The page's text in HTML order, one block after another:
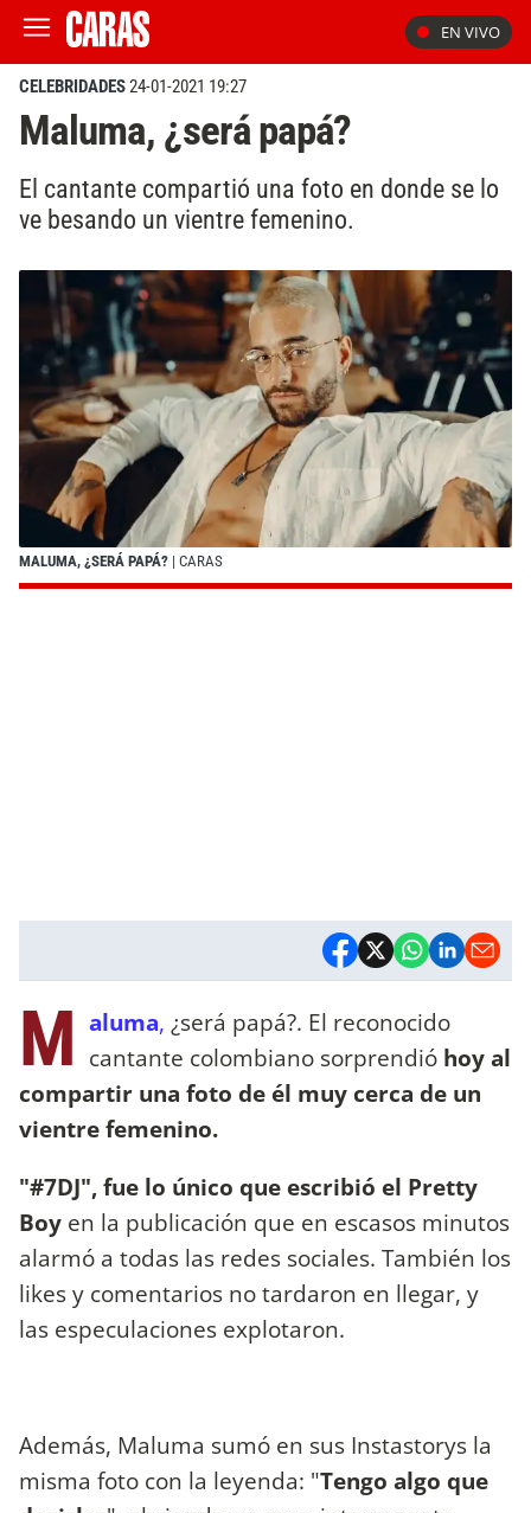
EN VIVO
CELEBRIDADES24-01-2021 19:27
Maluma, ¿será papá?
El cantante compartió una foto en donde se lo
ve besando un vientre femenino.
MALUMA, ¿SERÁ PAPÁ? | CARAS
M aluma, ¿será papá?. El reconocido
cantante colombiano sorprendió hoy al
compartir una foto de él muy cerca de un
vientre femenino.
"#7DJ", fue lo único que escribió el Pretty
Boy en la publicación que en escasos minutos
alarmó a todas las redes sociales. También los
likes y comentarios no tardaron en llegar, y
las especulaciones explotaron.
Además, Maluma sumó en sus Instastorys la
misma foto con la leyenda: "Tengo algo que